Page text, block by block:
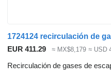
EUR 411.29 ≈ MX$8,179 ≈ USD
Recirculación de gases de